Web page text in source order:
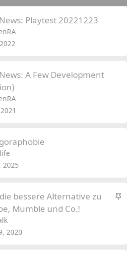
Playtest 20221223
A Few Development
2025
S
bessere Alternative zu
Mumble und Co.!
2020